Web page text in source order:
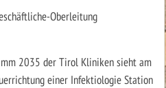
Oberleitung
2035 der Tirol Kliniken sieht am
einer Infektiologie Station